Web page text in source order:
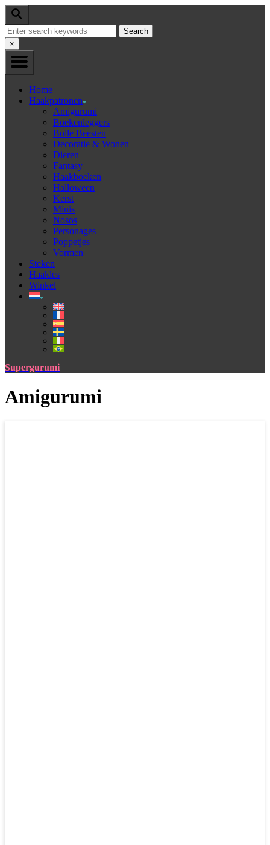
Skip
Content
Search
Search
for:Close
Search
×
Home
Haakpatronen
Amigurumi
Boekenleggers
Bolle Beesten
Decoratie & Wonen
Dieren
Fantasy
Haakboeken
Halloween
Kerst
Minis
Nosos
Personages
Poppetjes
Vormen
Steken
Haakles
Winkel
Supergurumi
Amigurumi